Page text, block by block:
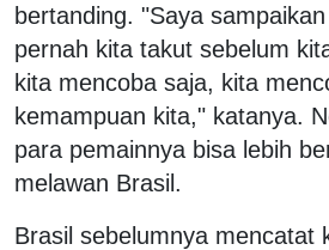
bertanding. "Saya
pernah kita takut sebelum
kita mencoba saja, kita
kemampuan kita," katanya.
para pemainnya bisa lebih
melawan Brasil.
Brasil sebelumnya mencatat